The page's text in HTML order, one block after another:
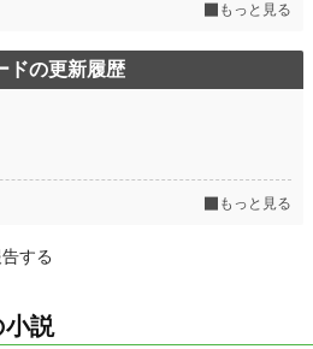
もっと見る
ドの更新履歴
もっと見る
する
小説